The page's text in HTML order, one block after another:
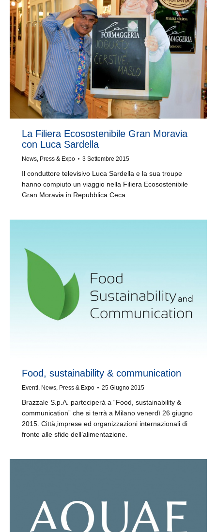
La Filiera Ecosostenibile Gran Moravia
con Luca Sardella
News, Press & Expo 3 Settembre 2015
Il conduttore televisivo Luca Sardella e la sua troupe
hanno compiuto un viaggio nella Filiera Ecosostenibile
Gran Moravia in Repubblica Ceca.
Food, sustainability & communication
Eventi, News, Press & Expo 25 Giugno 2015
Brazzale S.p.A. parteciperà a “Food, sustainability &
communication” che si terrà a Milano venerdì 26 giugno
2015. Città,imprese ed organizzazioni internazionali di
fronte alle sfide dell’alimentazione.